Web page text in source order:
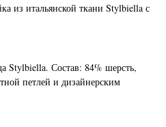
из итальянской ткани Stylbiella с
Stylbiella. Состав: 84% шерсть,
петлей и дизайнерским